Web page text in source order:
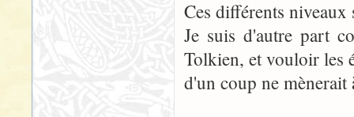
Ces différents
Je suis d'autre part
Tolkien, et vouloir les
d'un coup ne mènerait